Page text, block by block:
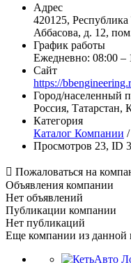
Адрес
420125, Республика
Аббасова, д. 12,
График работы
Ежедневно: 08:00 –
Сайт
https://
Город/населенный
Россия, Татарстан,
Категория
Каталог Компании /
Просмотров 23, ID
 Пожаловаться на
Объявления компании
Нет объявлений
Публикации компании
Нет публикаций
Еще компании из данной